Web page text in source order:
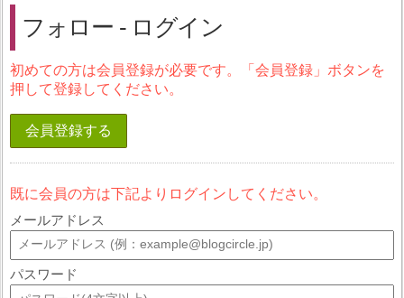
フォロー - ログイン
初めての方は会員登録が必要です。「会員登録」ボタンを
押して登録してください。
会員登録する
既に会員の方は下記よりログインしてください。
メールアドレス
パスワード